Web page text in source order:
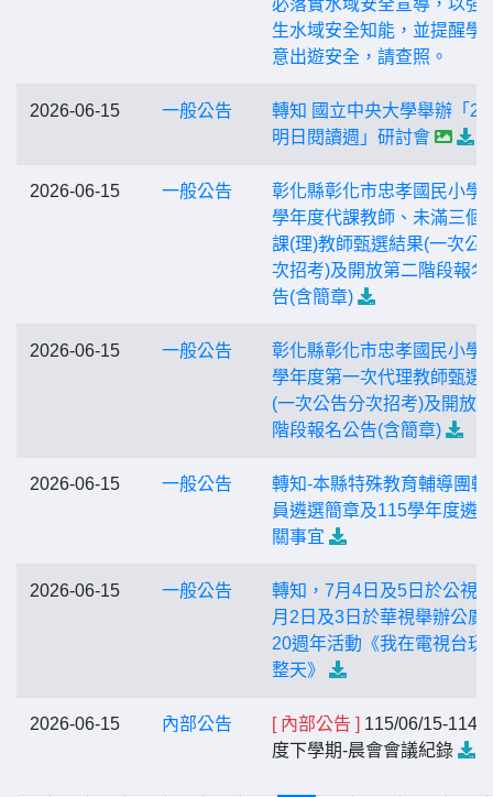
必落實水域安全宣導，以強
生水域安全知能，並提醒學
意出遊安全，請查照。
2026-06-15 一般公告
轉知 國立中央大學舉辦「
明日閱讀週」研討會
2026-06-15 一般公告
彰化縣彰化市忠孝國民小學
學年度代課教師、未滿三個
課(理)教師甄選結果(一次公
次招考)及開放第二階段報名
告(含簡章)
2026-06-15 一般公告
彰化縣彰化市忠孝國民小學
學年度第一次代理教師甄選
(一次公告分次招考)及開放
階段報名公告(含簡章)
2026-06-15 一般公告
轉知-本縣特殊教育輔導團輔
員遴選簡章及115學年度遴
關事宜
2026-06-15 一般公告
轉知，7月4日及5日於公視
月2日及3日於華視舉辦公廣
20週年活動《我在電視台玩
整天》
2026-06-15 內部公告 [ 內部公告 ] 115/06/15-114
度下學期-晨會會議紀錄